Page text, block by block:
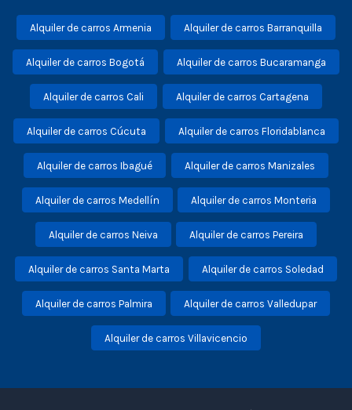
Alquiler de carros Armenia Alquiler de carros Barranquilla
Alquiler de carros Bogotá Alquiler de carros Bucaramanga
Alquiler de carros Cali Alquiler de carros Cartagena
Alquiler de carros Cúcuta Alquiler de carros Floridablanca
Alquiler de carros Ibagué Alquiler de carros Manizales
Alquiler de carros Medellín Alquiler de carros Monteria
Alquiler de carros Neiva Alquiler de carros Pereira
Alquiler de carros Santa Marta Alquiler de carros Soledad
Alquiler de carros Palmira Alquiler de carros Valledupar
Alquiler de carros Villavicencio